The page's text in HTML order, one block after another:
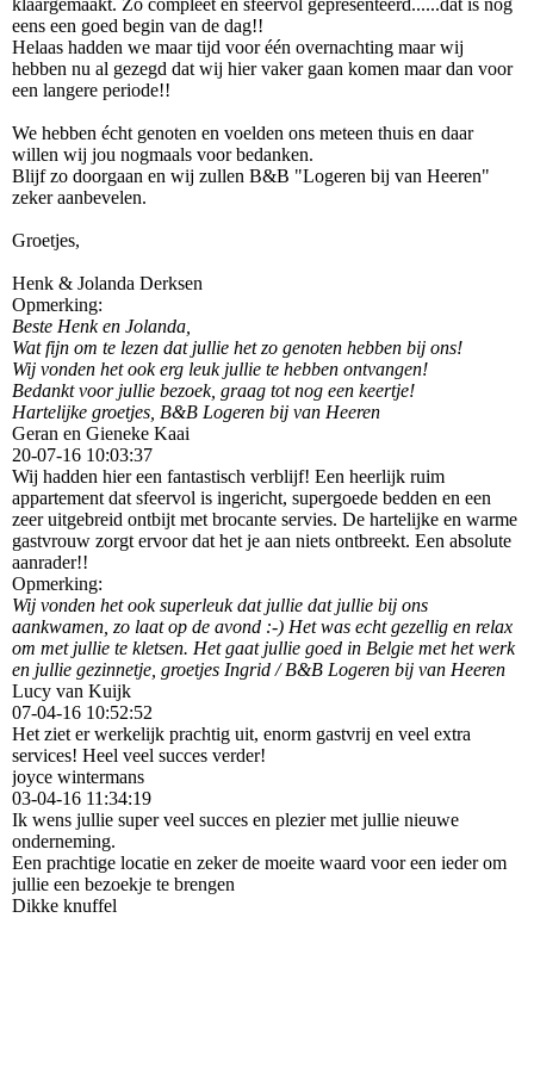
eens een goed begin van de dag!!
Helaas hadden we maar tijd voor één overnachting maar wij
hebben nu al gezegd dat wij hier vaker gaan komen maar dan voor
een langere periode!!
We hebben écht genoten en voelden ons meteen thuis en daar
willen wij jou nogmaals voor bedanken.
Blijf zo doorgaan en wij zullen B&B "Logeren bij van Heeren"
zeker aanbevelen.
Groetjes,
Henk & Jolanda Derksen
Opmerking:
Beste Henk en Jolanda,
Wat fijn om te lezen dat jullie het zo genoten hebben bij ons!
Wij vonden het ook erg leuk jullie te hebben ontvangen!
Bedankt voor jullie bezoek, graag tot nog een keertje!
Hartelijke groetjes, B&B Logeren bij van Heeren
Geran en Gieneke Kaai
20-07-16 10:03:37
Wij hadden hier een fantastisch verblijf! Een heerlijk ruim
appartement dat sfeervol is ingericht, supergoede bedden en een
zeer uitgebreid ontbijt met brocante servies. De hartelijke en warme
gastvrouw zorgt ervoor dat het je aan niets ontbreekt. Een absolute
aanrader!!
Opmerking:
Wij vonden het ook superleuk dat jullie dat jullie bij ons
aankwamen, zo laat op de avond :-) Het was echt gezellig en relax
om met jullie te kletsen. Het gaat jullie goed in Belgie met het werk
en jullie gezinnetje, groetjes Ingrid / B&B Logeren bij van Heeren
Lucy van Kuijk
07-04-16 10:52:52
Het ziet er werkelijk prachtig uit, enorm gastvrij en veel extra
services! Heel veel succes verder!
joyce wintermans
03-04-16 11:34:19
Ik wens jullie super veel succes en plezier met jullie nieuwe
onderneming.
Een prachtige locatie en zeker de moeite waard voor een ieder om
jullie een bezoekje te brengen
Dikke knuffel